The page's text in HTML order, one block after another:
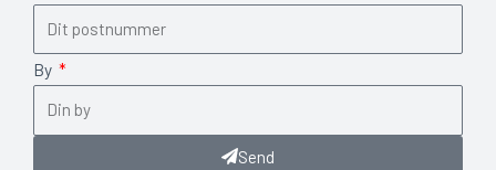
By
Send